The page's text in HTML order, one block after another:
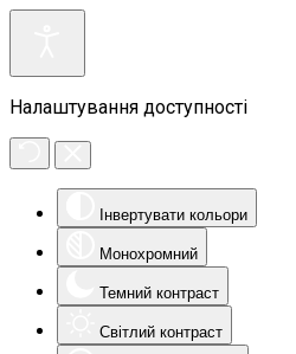
Налаштування доступності
Інвертувати кольори
Монохромний
Темний контраст
Світлий контраст